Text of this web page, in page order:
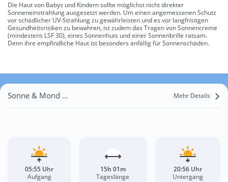
Die Haut von Babys und Kindern sollte möglichst nicht direkter
Sonneneinstrahlung ausgesetzt werden. Um einen angemessenen Schutz
vor schädlicher UV-Strahlung zu gewährleisten und es vor langfristigen
Gesundheitsrisiken zu bewahren, ist zudem das Tragen von Sonnencreme
(mindestens LSF 30), eines Sonnenhuts und einer Sonnenbrille ratsam.
Denn ihre empfindliche Haut ist besonders anfällig für Sonnenschäden.
Sonne & Mond Milford Haven Mehr Details
05:55 Uhr
Aufgang
15h 01m
Tageslänge
20:56 Uhr
Untergang